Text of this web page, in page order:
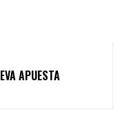
APUESTA